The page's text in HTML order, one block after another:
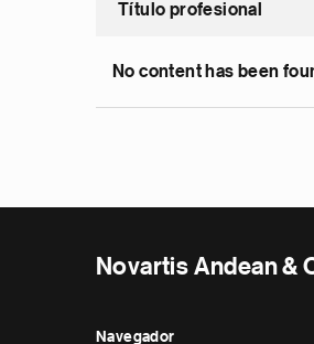
Título profesional
No content has been
Novartis Andean &
Navegador